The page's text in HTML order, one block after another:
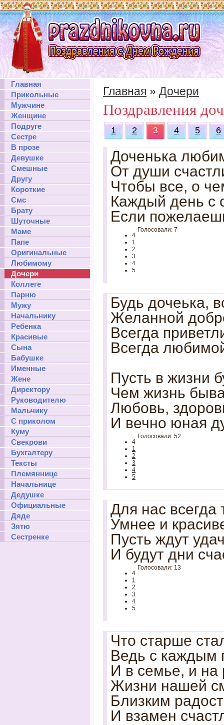
Главная
Прикольные
Мужчине
Женщине
Подруге
Сестре
В прозе
Девушке
Смешные
Другу
Короткие
Смс
Брату
Шуточные
Маме
Папе
Оригинальные
Любимому
Дочери
Коллеге
Парню
Мужу
Начальнику
Ребенка
Красивые
Сына
Бабушке
Именные
Жене
Директору
Руководителю
Мальчику
С приколом
Куму
Свекрови
Бухгалтеру
Тексты
Племяннице
Начальнице
Дедушке
Официальные
Дяде
Зятю
Сестренке
Главная » Дочери
Поздравления
1 2 3 4 5 6
Доченька
От души
Чтобы все, о
Каждый день с
Если
4
1
2
3
4
5
Голосовали: 7
Будь дочеька,
Желанной
Всегда
Всегда
Пусть в жизни
Чем жизнь
Любовь,
И вечно юная
4
1
2
3
4
5
Голосовали: 52
Для нас
Умнее и
Пусть ждут
И будут дни
4
1
2
3
4
5
Голосовали: 13
Что старше
Ведь с каждым
И в семье, и на
Жизни нашей
Близким
И взамен